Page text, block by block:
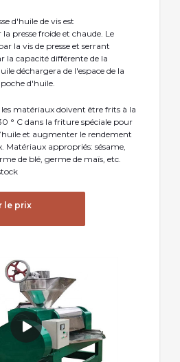
d'huile de vis est
presse froide et chaude. Le
la vis de presse et serrant
la capacité différente de la
déchargera de l'espace de la
d'huile.
les matériaux doivent être frits à la
° C dans la friture spéciale pour
et augmenter le rendement
Matériaux appropriés: sésame,
de blé, germe de maïs, etc.
le prix